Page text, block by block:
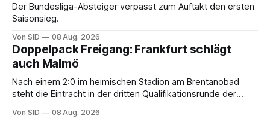
Der Bundesliga-Absteiger verpasst zum Auftakt den ersten
Saisonsieg.
Von SID 08 Aug. 2026
Doppelpack Freigang: Frankfurt schlägt
auch Malmö
Nach einem 2:0 im heimischen Stadion am Brentanobad
steht die Eintracht in der dritten Qualifikationsrunde der
Von SID 08 Aug. 2026